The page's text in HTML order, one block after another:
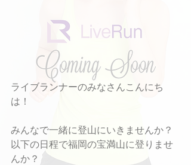
ライブランナーのみなさんこんにち
は！
みんなで一緒に登山にいきませんか？
以下の日程で福岡の宝満山に登りませ
んか？